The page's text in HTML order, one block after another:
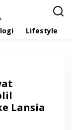
Lifestyle
Lansia